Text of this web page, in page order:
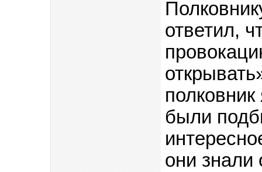
ответил,
были
они знали